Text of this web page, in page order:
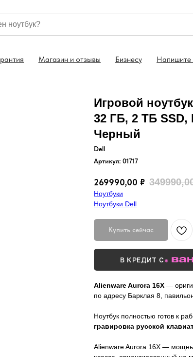
Магазин и отзывы Бизнесу Напишите
России
Игровой
32 ГБ, 2 ТБ SSD,
Черный
Dell
Артикул: 01717
269990,00 ₽
Ноутбуки
Ноутбуки Dell
Купить сейчас
В КРЕДИТ С
Alienware Aurora 16X —
по адресу Барклая 8,
Ноутбук полностью готов к
гравировка русской
Alienware Aurora 16X —